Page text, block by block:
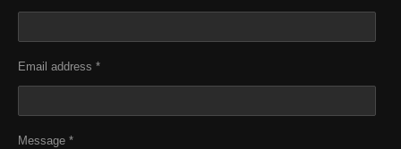
Email address *
Message *